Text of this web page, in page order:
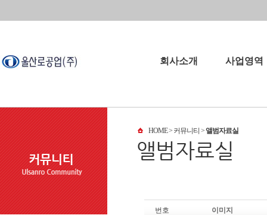
회사소개 사업영역
오시는길
HOME> 커뮤니티 >앨범자료실
번호 이미지